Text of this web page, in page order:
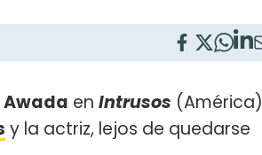
en Intrusos (América)
y la actriz, lejos de quedarse